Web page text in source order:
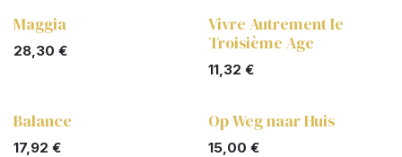
Maggia
28,30 €
Vivre Autrement le
Troisième Age
11,32 €
Balance
17,92 €
Op Weg naar Huis
15,00 €